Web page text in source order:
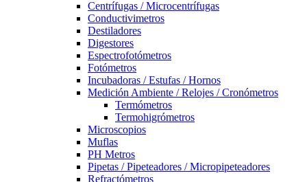
Centrífugas / Microcentrífugas
Conductivimetros
Destiladores
Digestores
Espectrofotómetros
Fotómetros
Incubadoras / Estufas / Hornos
Medición Ambiente / Relojes / Cronómetros
Termómetros
Termohigrómetros
Microscopios
Muflas
PH Metros
Pipetas / Pipeteadores / Micropipeteadores
Refractómetros